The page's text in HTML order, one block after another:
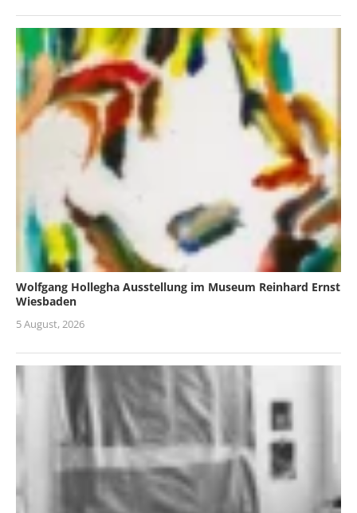
Wolfgang Hollegha Ausstellung im Museum Reinhard Ernst
Wiesbaden
5 August, 2026